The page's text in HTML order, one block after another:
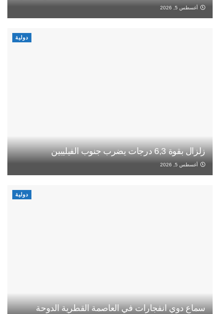
أغسطس 5, 2026
دولية
زلزال بقوة 6,3 درجات يضرب جنوب الفيليبين
أغسطس 5, 2026
دولية
سماع دوي انفجارات في العاصمة القطرية الدوحة